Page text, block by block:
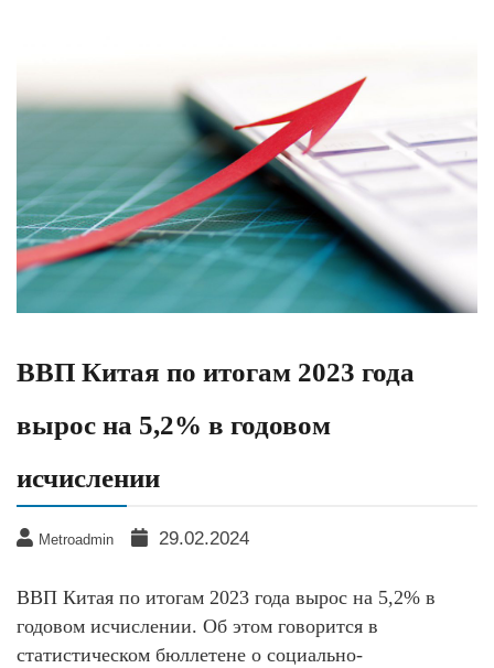
ВВП Китая по итогам 2023 года
вырос на 5,2% в годовом
исчислении
Metroadmin 29.02.2024
ВВП Китая по итогам 2023 года вырос на 5,2% в
годовом исчислении. Об этом говорится в
статистическом бюллетене о социально-